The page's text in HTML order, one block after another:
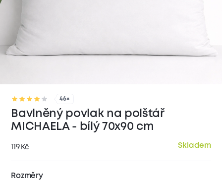
46×
Bavlněný povlak na polštář
MICHAELA - bílý 70x90 cm
119 Kč Skladem
Rozměry